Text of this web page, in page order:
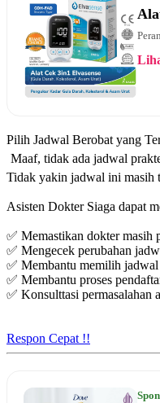
Pilih Jadwal Berobat yang
Maaf, tidak ada jadwal
Tidak yakin jadwal ini masih
Asisten Dokter Siaga dapat
✅ Memastikan dokter masih
✅ Mengecek perubahan
✅ Membantu memilih jadwal
✅ Membantu proses
✅ Konsulttasi permasalahan
Respon Cepat !!